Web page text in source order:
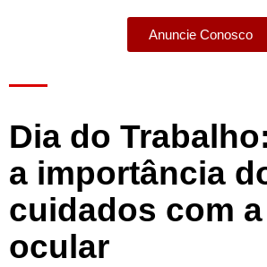
Anuncie Conosco
Dia do
a importância
cuidados com
ocular